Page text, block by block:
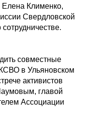
Елена Клименко,
Свердловской
сотрудничестве.
совместные
КСВО в Ульяновском
активистов
главой
Ассоциации